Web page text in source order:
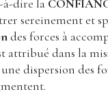
à-dire la
sereinement et
des forces à
attribué dans la
dispersion des